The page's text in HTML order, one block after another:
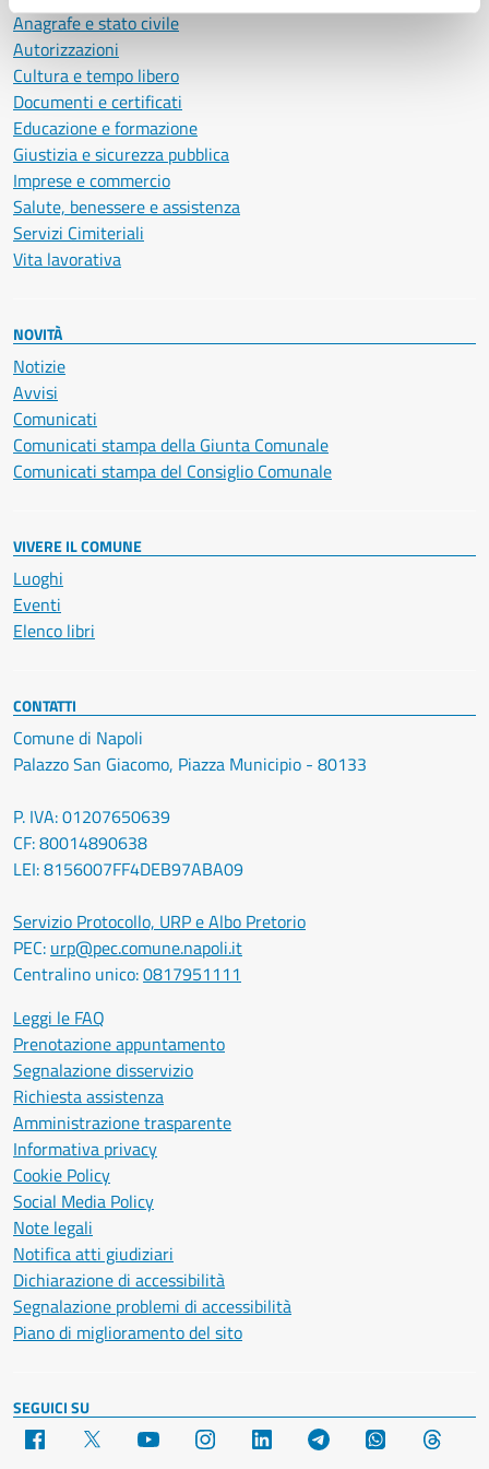
Anagrafe e stato civile
Autorizzazioni
Cultura e tempo libero
Documenti e certificati
Educazione e formazione
Giustizia e sicurezza pubblica
Imprese e commercio
Salute, benessere e assistenza
Servizi Cimiteriali
Vita lavorativa
NOVITÀ
Notizie
Avvisi
Comunicati
Comunicati stampa della Giunta Comunale
Comunicati stampa del Consiglio Comunale
VIVERE IL COMUNE
Luoghi
Eventi
Elenco libri
CONTATTI
Comune di Napoli
Palazzo San Giacomo, Piazza Municipio - 80133
P. IVA: 01207650639
CF: 80014890638
LEI: 8156007FF4DEB97ABA09
Servizio Protocollo, URP e Albo Pretorio
PEC: urp@pec.comune.napoli.it
Centralino unico:0817951111
Leggi le FAQ
Prenotazione appuntamento
Segnalazione disservizio
Richiesta assistenza
Amministrazione trasparente
Informativa privacy
Cookie Policy
Social Media Policy
Note legali
Notifica atti giudiziari
Dichiarazione di accessibilità
Segnalazione problemi di accessibilità
Piano di miglioramento del sito
SEGUICI SU
Facebook YouTube Instagram LinkedIn Telegram WhatsApp